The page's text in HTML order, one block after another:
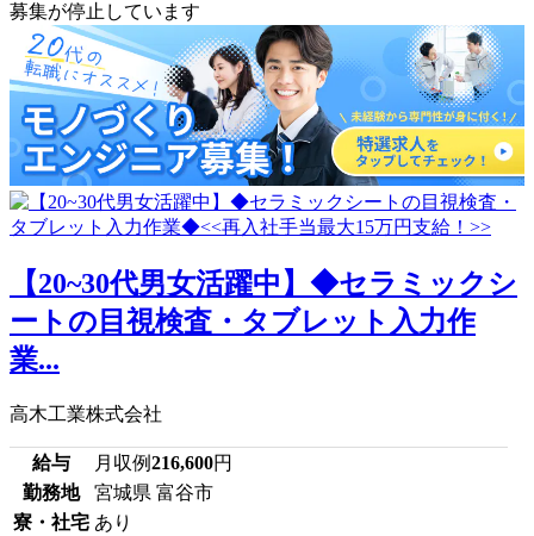
募集が停止しています
【20~30代男女活躍中】◆セラミックシ
ートの目視検査・タブレット入力作
業...
高木工業株式会社
給与 月収例216,600円
勤務地
宮城県 富谷市
寮・社宅 あり